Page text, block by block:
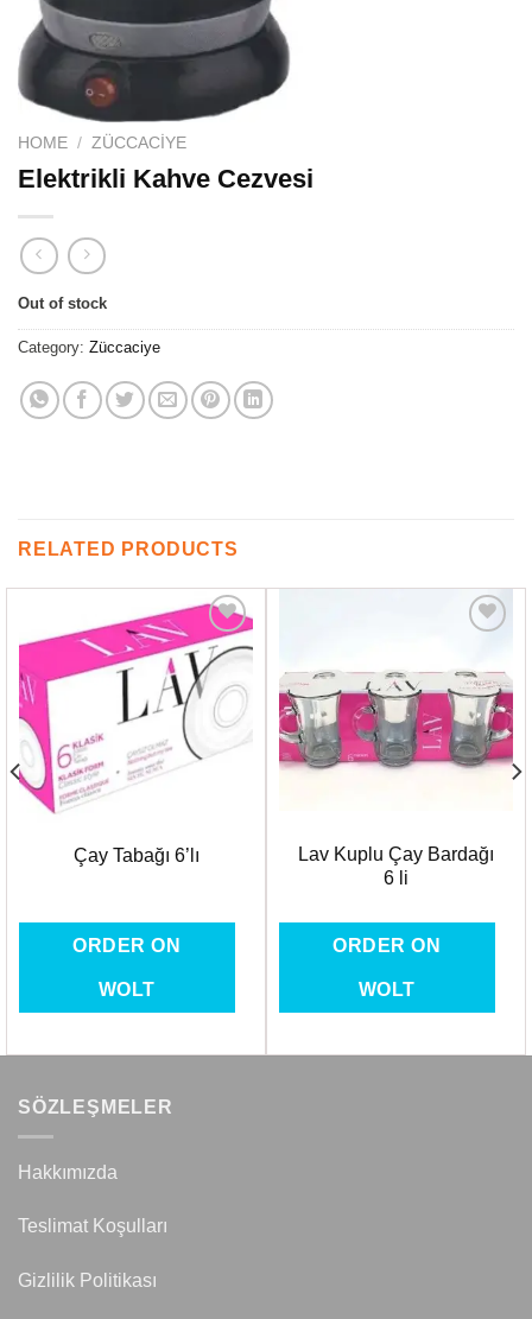
HOME / ZÜCCACIYE
Elektrikli Kahve Cezvesi
Out of stock
Category: Züccaciye
RELATED PRODUCTS
Favorilere
Ekle
Çay Tabağı 6’lı
ORDER ON
WOLT
Ekle
Lav Kuplu Çay Bardağı
6 li
ORDER ON
WOLT
SÖZLEŞMELER
Hakkımızda
Teslimat Koşulları
Gizlilik Politikası